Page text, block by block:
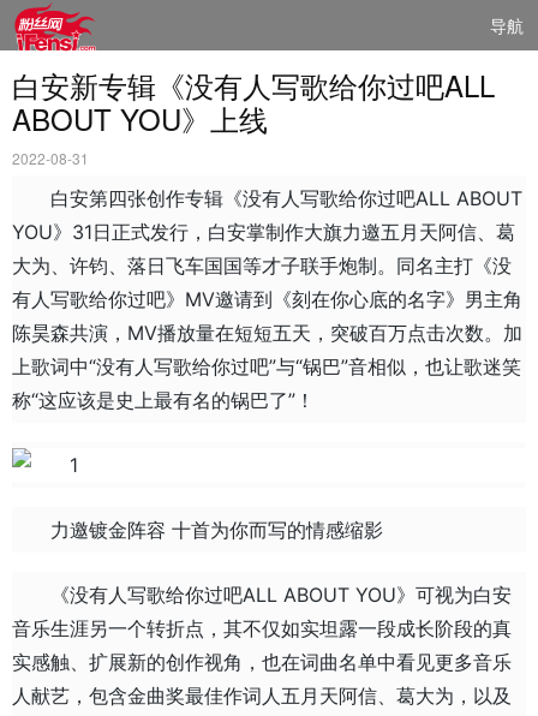
导航
白安新专辑《没有人写歌给你过吧ALL
ABOUT YOU》上线
2022-08-31
白安第四张创作专辑《没有人写歌给你过吧ALL ABOUT
YOU》31日正式发行，白安掌制作大旗力邀五月天阿信、葛
大为、许钧、落日飞车国国等才子联手炮制。同名主打《没
有人写歌给你过吧》MV邀请到《刻在你心底的名字》男主角
陈昊森共演，MV播放量在短短五天，突破百万点击次数。加
上歌词中“没有人写歌给你过吧”与“锅巴”音相似，也让歌迷笑
称“这应该是史上最有名的锅巴了”！
力邀镀金阵容 十首为你而写的情感缩影
《没有人写歌给你过吧ALL ABOUT YOU》可视为白安
音乐生涯另一个转折点，其不仅如实坦露一段成长阶段的真
实感触、扩展新的创作视角，也在词曲名单中看见更多音乐
人献艺，包含金曲奖最佳作词人五月天阿信、葛大为，以及